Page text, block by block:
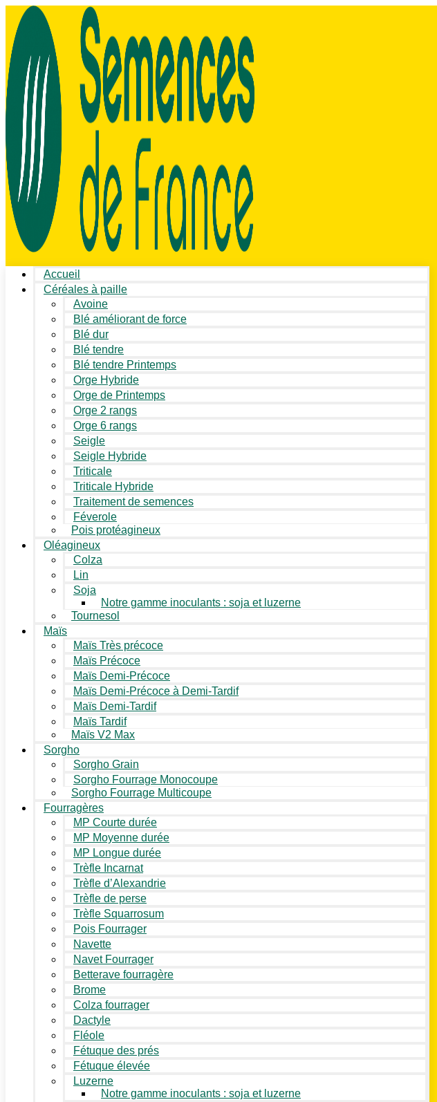
Accueil
Céréales à paille
Avoine
Blé améliorant de force
Blé dur
Blé tendre
Blé tendre Printemps
Orge Hybride
Orge de Printemps
Orge 2 rangs
Orge 6 rangs
Seigle
Seigle Hybride
Triticale
Triticale Hybride
Traitement de semences
Féverole
Pois protéagineux
Oléagineux
Colza
Lin
Soja
Notre gamme inoculants : soja et luzerne
Tournesol
Maïs
Maïs Très précoce
Maïs Précoce
Maïs Demi-Précoce
Maïs Demi-Précoce à Demi-Tardif
Maïs Demi-Tardif
Maïs Tardif
Maïs V2 Max
Sorgho
Sorgho Grain
Sorgho Fourrage Monocoupe
Sorgho Fourrage Multicoupe
Fourragères
MP Courte durée
MP Moyenne durée
MP Longue durée
Trèfle Incarnat
Trèfle d’Alexandrie
Trèfle de perse
Trèfle Squarrosum
Pois Fourrager
Navette
Navet Fourrager
Betterave fourragère
Brome
Colza fourrager
Dactyle
Fléole
Fétuque des prés
Fétuque élevée
Luzerne
Notre gamme inoculants : soja et luzerne